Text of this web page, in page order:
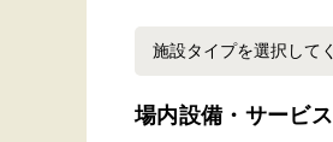
場内設備・サービス